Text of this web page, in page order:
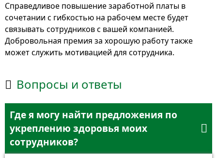
Справедливое повышение заработной платы в
сочетании с гибкостью на рабочем месте будет
связывать сотрудников с вашей компанией.
Добровольная премия за хорошую работу также
может служить мотивацией для сотрудника.
 Вопросы и ответы
Где я могу найти предложения по
укреплению здоровья моих
сотрудников?
